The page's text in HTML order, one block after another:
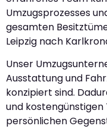
Umzugsprozesses
gesamten
Leipzig nach
Unser
Ausstattung und
konzipiert sind.
und
persönlichen